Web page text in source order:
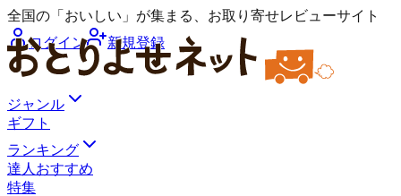
全国の「おいしい」が集まる、お取り寄せレビューサイト
ログイン
新規登録
ジャンル
ギフト
ランキング
達人おすすめ
特集